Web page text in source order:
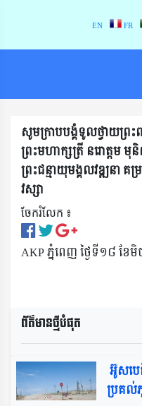
EN FR
សូមក្រាបបង្គំទូលថ្វាយព្រះ
ព្រះមហាក្សត្រី​ នរោត្តម មុ
ព្រះជន្មាយុមង្គលវឌ្ឍនា
វស្សា
ចែករំលែក ៖​
AKP ភ្នំពេញ ថ្ងៃទី១៨ ខែ
ព័ត៌មានថ្មីបំផុត​
អ៊ូសប
ប្រគល់​